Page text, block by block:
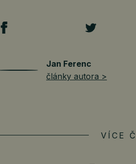
Jan Ferenc
články autora >
VÍCE